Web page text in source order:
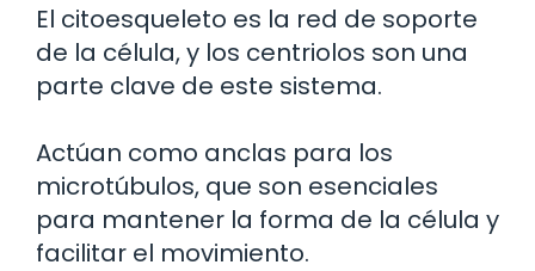
El citoesqueleto es la red de soporte
de la célula, y los centriolos son una
parte clave de este sistema.
Actúan como anclas para los
microtúbulos, que son esenciales
para mantener la forma de la célula y
facilitar el movimiento.